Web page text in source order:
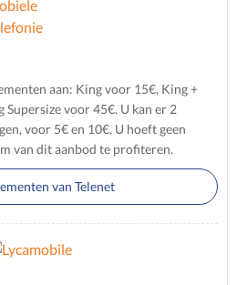
aan: King voor 15€, King +
Supersize voor 45€. U kan er 2
voor 5€ en 10€. U hoeft geen
van dit aanbod te profiteren.
van Telenet